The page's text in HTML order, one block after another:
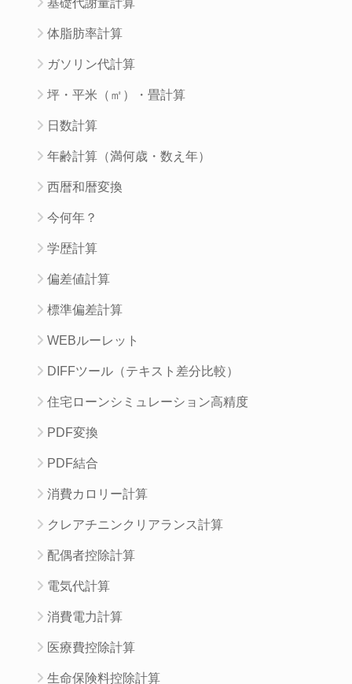
基礎代謝量計算
体脂肪率計算
ガソリン代計算
坪・平米（㎡）・畳計算
日数計算
年齢計算（満何歳・数え年）
西暦和暦変換
今何年？
学歴計算
偏差値計算
標準偏差計算
WEBルーレット
DIFFツール（テキスト差分比較）
住宅ローンシミュレーション高精度
PDF変換
PDF結合
消費カロリー計算
クレアチニンクリアランス計算
配偶者控除計算
電気代計算
消費電力計算
医療費控除計算
生命保険料控除計算